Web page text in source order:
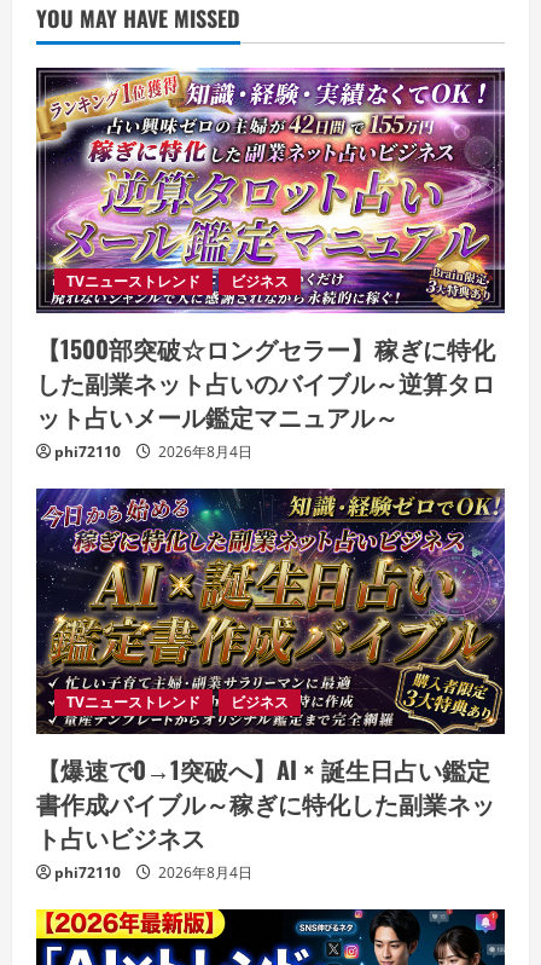
YOU MAY HAVE MISSED
TVニューストレンド ビジネス
【1500部突破☆ロングセラー】稼ぎに特化
した副業ネット占いのバイブル～逆算タロ
ット占いメール鑑定マニュアル～
phi72110 2026年8月4日
TVニューストレンド ビジネス
【爆速で0→1突破へ】AI × 誕生日占い鑑定
書作成バイブル～稼ぎに特化した副業ネッ
ト占いビジネス
phi72110 2026年8月4日